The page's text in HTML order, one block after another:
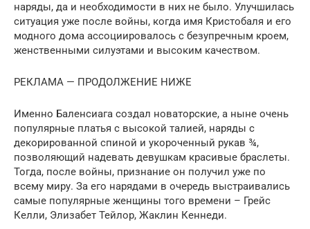
наряды, да и необходимости в них не было. Улучшилась
ситуация уже после войны, когда имя Кристобаля и его
модного дома ассоциировалось с безупречным кроем,
женственными силуэтами и высоким качеством.
РЕКЛАМА — ПРОДОЛЖЕНИЕ НИЖЕ
Именно Баленсиага создал новаторские, а ныне очень
популярные платья с высокой талией, наряды с
декорированной спиной и укороченный рукав ¾,
позволяющий надевать девушкам красивые браслеты.
Тогда, после войны, признание он получил уже по
всему миру. За его нарядами в очередь выстраивались
самые популярные женщины того времени – Грейс
Келли, Элизабет Тейлор, Жаклин Кеннеди.